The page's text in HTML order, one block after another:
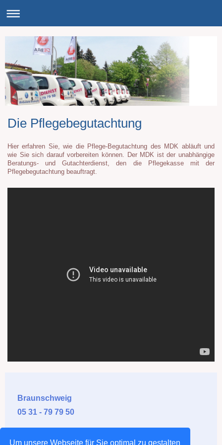
Um unsere Webseite für Sie optimal zu gestalten
Die Pflegebegutachtung
Hier erfahren Sie, wie die Pflege-Begutachtung des MDK abläuft und
wie Sie sich darauf vorbereiten können. Der MDK ist der unabhängige
Beratungs- und Gutachterdienst, den die Pflegekasse mit der
Pflegebegutachtung beauftragt.
Braunschweig
05 31 - 79 79 50